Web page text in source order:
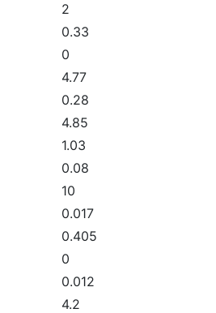
2
0.33
0
4.77
0.28
4.85
1.03
0.08
10
0.017
0.405
0
0.012
4.2